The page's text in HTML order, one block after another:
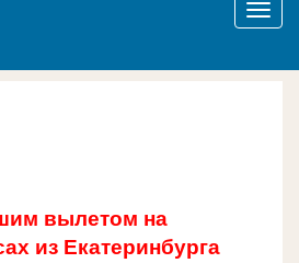
вылетом на
из Екатеринбурга